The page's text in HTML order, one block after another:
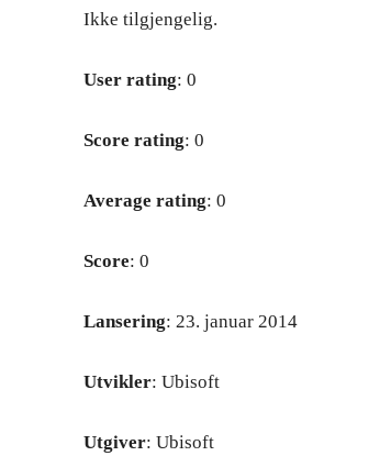
Ikke tilgjengelig.
User rating: 0
Score rating: 0
Average rating: 0
Score: 0
Lansering: 23. januar 2014
Utvikler: Ubisoft
Utgiver: Ubisoft